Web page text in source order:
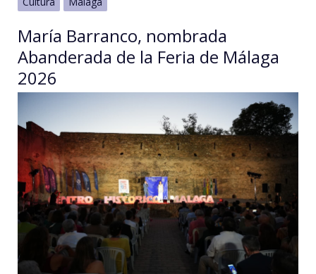
María Barranco, nombrada
Abanderada de la Feria de Málaga
2026